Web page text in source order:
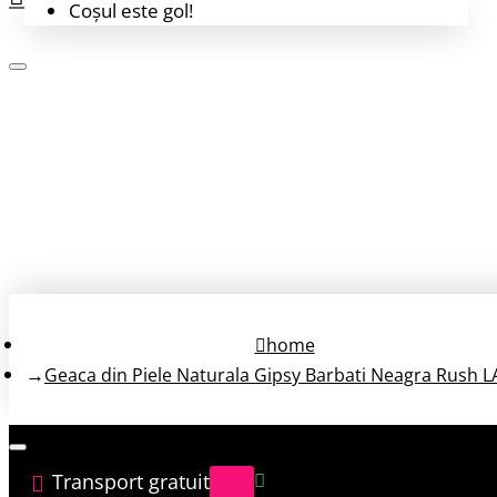
Coșul este gol!
home
Geaca din Piele Naturala Gipsy Barbati Neagra Rush
Transport gratuit